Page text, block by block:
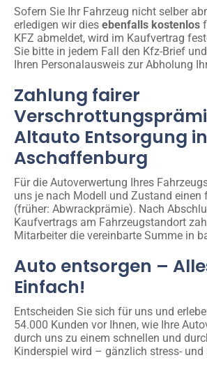
Sofern Sie Ihr Fahrzeug nicht selber
erledigen wir dies ebenfalls kostenlos
KFZ abmeldet, wird im Kaufvertrag
Sie bitte in jedem Fall den Kfz-Brief
Ihren Personalausweis zur Abholung
Zahlung fairer
Altauto Entsorgung in
Aschaffenburg
Für die Autoverwertung Ihres
uns je nach Modell und Zustand einen
(früher: Abwrackprämie). Nach
Kaufvertrags am Fahrzeugstandort
Mitarbeiter die vereinbarte Summe in
Auto entsorgen –
Einfach!
Entscheiden Sie sich für uns und
54.000 Kunden vor Ihnen, wie Ihre
durch uns zu einem schnellen und
Kinderspiel wird – gänzlich stress- und